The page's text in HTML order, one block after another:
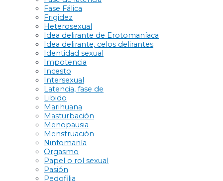
Fase Fálica
Frigidez
Heterosexual
Idea delirante de Erotomaníaca
Idea delirante, celos delirantes
Identidad sexual
Impotencia
Incesto
Intersexual
Latencia, fase de
Libido
Marihuana
Masturbación
Menopausia
Menstruación
Ninfomanía
Orgasmo
Papel o rol sexual
Pasión
Pedofilia